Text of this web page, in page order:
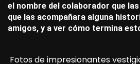
el nombre del colaborador que
que las acompañara alguna
amigos, y a ver cómo termina
Fotos de impresionantes